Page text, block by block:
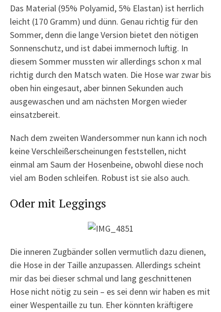
Das Material (95% Polyamid, 5% Elastan) ist herrlich
leicht (170 Gramm) und dünn. Genau richtig für den
Sommer, denn die lange Version bietet den nötigen
Sonnenschutz, und ist dabei immernoch luftig. In
diesem Sommer mussten wir allerdings schon x mal
richtig durch den Matsch waten. Die Hose war zwar bis
oben hin eingesaut, aber binnen Sekunden auch
ausgewaschen und am nächsten Morgen wieder
einsatzbereit.
Nach dem zweiten Wandersommer nun kann ich noch
keine Verschleißerscheinungen feststellen, nicht
einmal am Saum der Hosenbeine, obwohl diese noch
viel am Boden schleifen. Robust ist sie also auch.
Oder mit Leggings
Die inneren Zugbänder sollen vermutlich dazu dienen,
die Hose in der Taille anzupassen. Allerdings scheint
mir das bei dieser schmal und lang geschnittenen
Hose nicht nötig zu sein – es sei denn wir haben es mit
einer Wespentaille zu tun. Eher könnten kräftigere